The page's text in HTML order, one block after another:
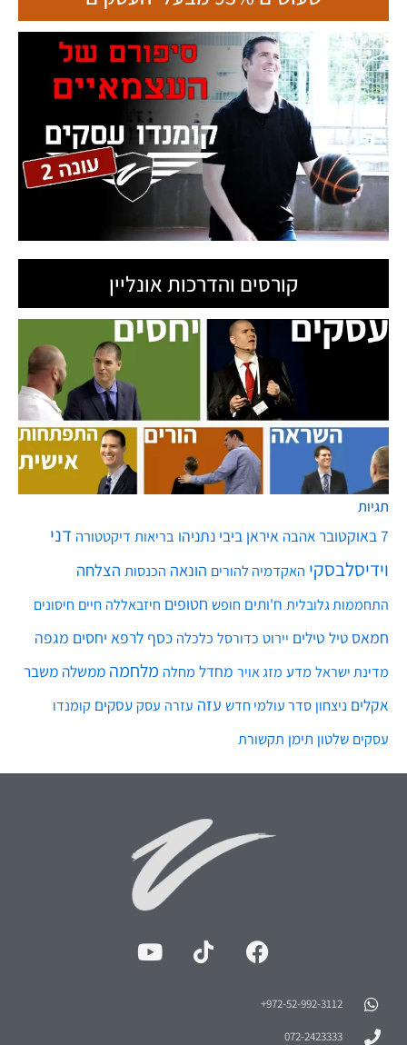
קורסים והדרכות אונליין
תגיות
7 באוקטובר אהבה איראן ביבי נתניהו בריאות דיקטטורה דני
וידיסלבסקי האקדמיה להורים הונאה הכנסות הצלחה
התחממות גלובלית ח'ותים חופש חטופים חיזבאללה חיים חיסונים
חמאס טיל טילים יירוט כדורסל כלכלה כסף לרפא יחסים מגפה
מדינת ישראל מדע מזג אויר מחדל מחלה מלחמה ממשלה משבר
אקלים ניצחון סדר עולמי חדש עזה עזרה עסק עסקים קומנדו
עסקים שלטון תימן תקשורת
972-52-992-3112⁩+
072-2423333
ט.ל.ח בכפוף לתקנון